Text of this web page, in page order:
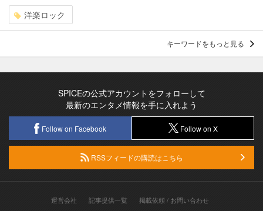
洋楽ロック
キーワードをもっと見る
SPICEの公式アカウントをフォローして
最新のエンタメ情報を手に入れよう
Follow on Facebook Follow on X
RSSフィードの購読はこちら
運営会社 記事提供一覧 掲載依頼 / お問い合わせ